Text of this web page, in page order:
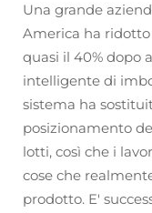
Una grande
America ha
quasi il 40% dopo
intelligente di
sistema ha
posizionamento
lotti, così che i
cose che
prodotto. E'